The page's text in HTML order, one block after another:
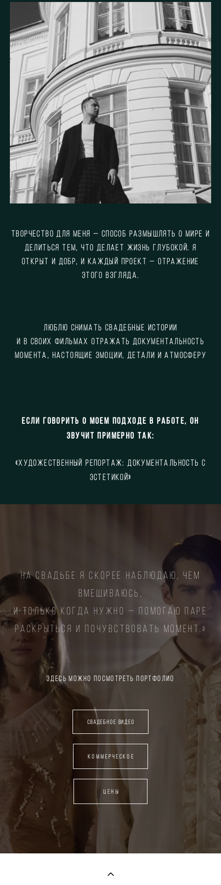
Творчество для меня — способ размышлять о мире и
делиться тем, что делает жизнь глубокой. Я
открыт и добр, и каждый проект — отражение
этого взгляда.
Люблю снимать свадебные истории
и в своих фильмах отражать документальность
момента, настоящие эмоции, детали и атмосферу
Если говорить о моем подходе в работе, он
звучит примерно так:
«Художественный репортаж: документальность с
эстетикоЙ»
На свадьбе я скорее наблюдаю, чем
вмешиваюсь,
и только когда нужно — помогаю паре
раскрыться и почувствовать момент.»
Здесь можно посмотреть Портфолио
Свадебное видео
Коммерческое
ЦЕНЫ